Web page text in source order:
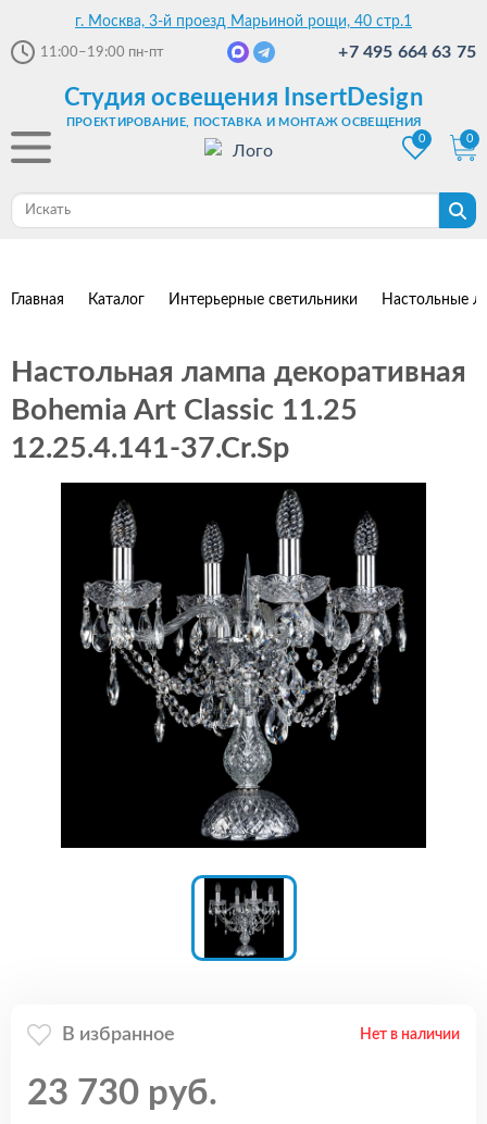
г. Москва, 3-й проезд Марьиной рощи, 40 стр.1
11:00–19:00 пн-пт +7 495 664 63 75
Студия освещения InsertDesign
ПРОЕКТИРОВАНИЕ, ПОСТАВКА И МОНТАЖ ОСВЕЩЕНИЯ
0
0
Главная Каталог Интерьерные светильники Настольные
Настольная лампа декоративная
Bohemia Art Classic 11.25
12.25.4.141-37.Cr.Sp
В избранное Нет в наличии
23 730 руб.